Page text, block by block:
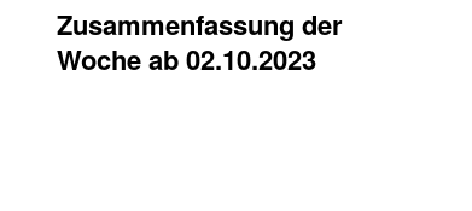
Zusammenfassung der
Woche ab 02.10.2023